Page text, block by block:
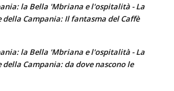
la Bella 'Mbriana e l'ospitalità - La
della Campania: Il fantasma del Caffè
la Bella 'Mbriana e l'ospitalità - La
della Campania: da dove nascono le